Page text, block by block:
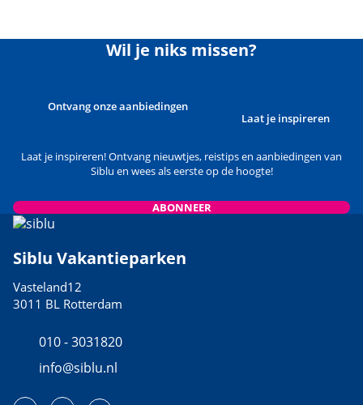
Wil je niks missen?
Ontvang onze aanbiedingen
Laat je inspireren
Laat je inspireren! Ontvang nieuwtjes, reistips en aanbiedingen van
Siblu en wees als eerste op de hoogte!
ABONNEER
Siblu Vakantieparken
Vasteland12
3011 BL Rotterdam
010 - 3031820
info@siblu.nl